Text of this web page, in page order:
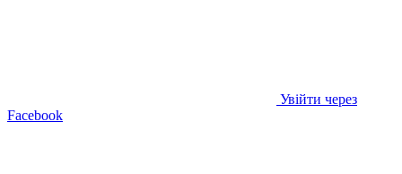
Увійти через
Facebook